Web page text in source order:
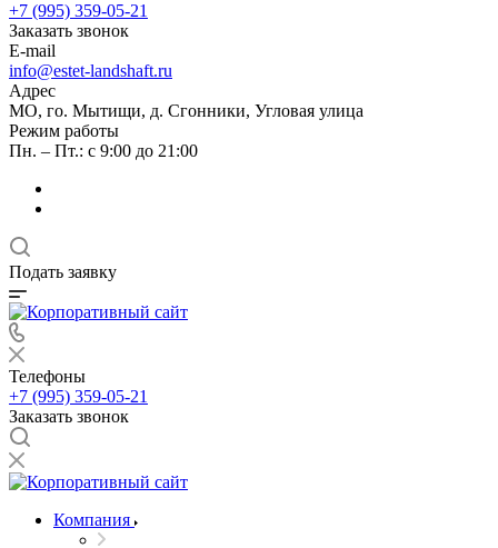
+7 (995) 359-05-21
Заказать звонок
E-mail
info@estet-landshaft.ru
Адрес
МО, го. Мытищи, д. Сгонники, Угловая улица
Режим работы
Пн. – Пт.: с 9:00 до 21:00
Подать заявку
Телефоны
+7 (995) 359-05-21
Заказать звонок
Компания